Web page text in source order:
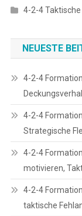
4-2-4
NEUESTE
4-2-4
4-2-4
Strategische
4-2-4
motivieren,
4-2-4
taktische